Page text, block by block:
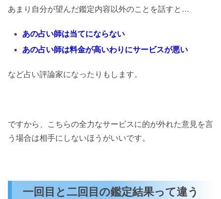
あまり自分が望んだ鑑定内容以外のことを話すと…
あの占い師は当てにならない
あの占い師は料金が高いわりにサービスが悪い
など占い評論家になったりもします。
ですから、こちらの全力なサービスに的が外れた意見を言
う場合は相手にしないほうがいいです。
一回目と二回目の鑑定結果って違う